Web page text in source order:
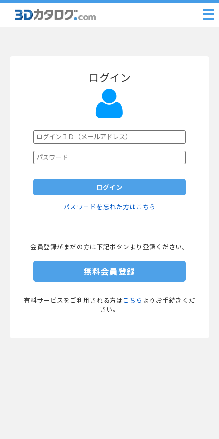
ログイン
ログイン
パスワードを忘れた方はこちら
会員登録がまだの方は下記ボタンより登録ください。
無料会員登録
有料サービスをご利用される方は こちら よりお手続きくだ
さい。